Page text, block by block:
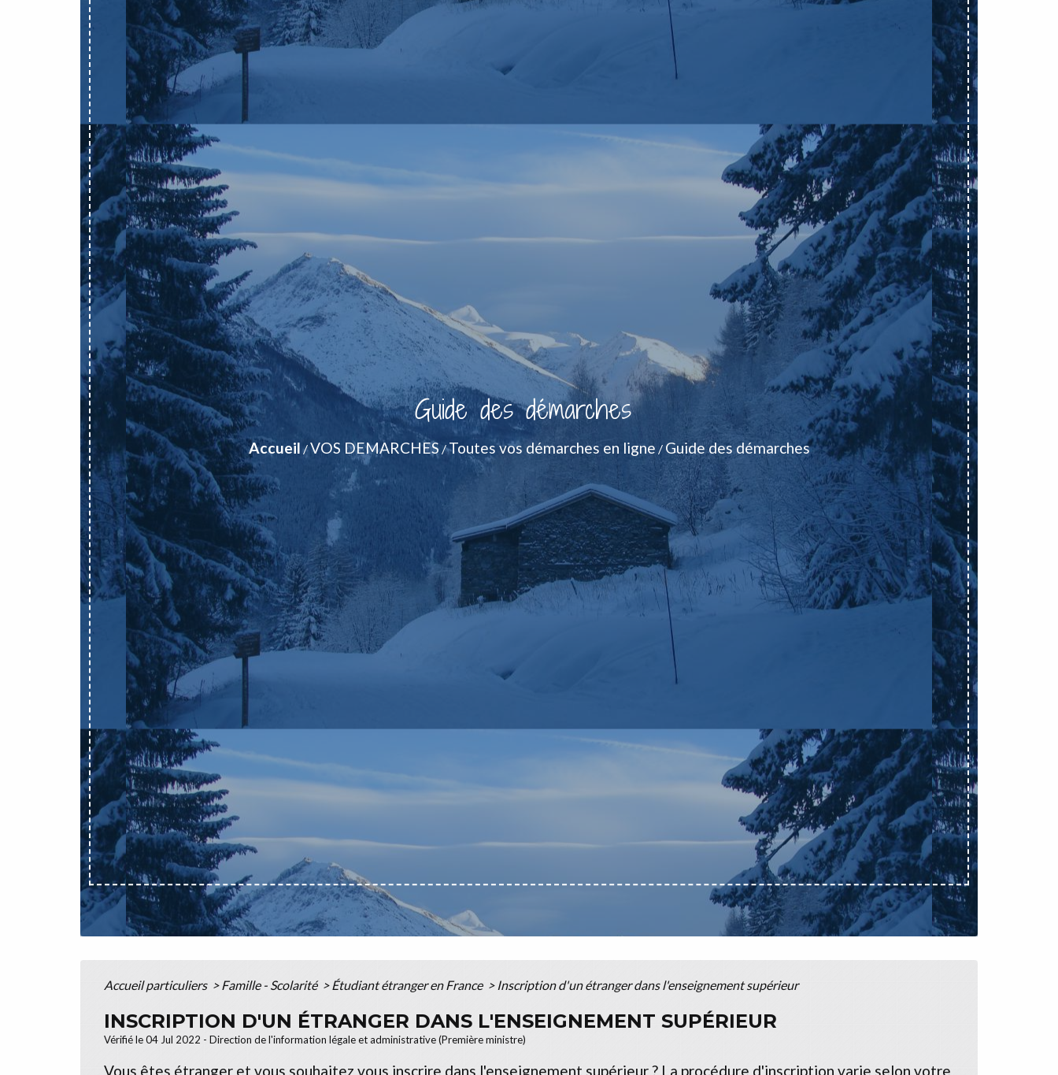
Guide des démarches
Accueil/VOS DEMARCHES /Toutes vos démarches en ligne / Guide des démarches
Accueil particuliers > Famille - Scolarité > Étudiant étranger en France > Inscription d'un étranger dans l'enseignement supérieur
INSCRIPTION D'UN ÉTRANGER DANS L'ENSEIGNEMENT SUPÉRIEUR
Vérifié le 04 Jul 2022 - Direction de l'information légale et administrative (Première ministre)
Vous êtes étranger et vous souhaitez vous inscrire dans l'enseignement supérieur ? La procédure d'inscription varie selon votre